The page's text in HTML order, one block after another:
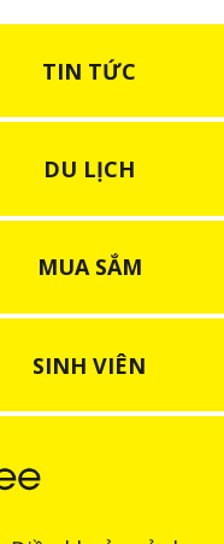
TIN TỨC
DU LỊCH
MUA SẮM
SINH VIÊN